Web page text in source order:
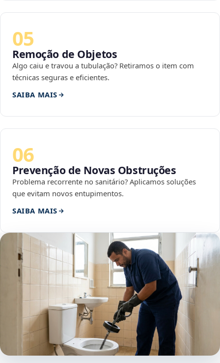
05
Remoção de Objetos
Algo caiu e travou a tubulação? Retiramos o item com
técnicas seguras e eficientes.
SAIBA MAIS
06
Prevenção de Novas Obstruções
Problema recorrente no sanitário? Aplicamos soluções
que evitam novos entupimentos.
SAIBA MAIS